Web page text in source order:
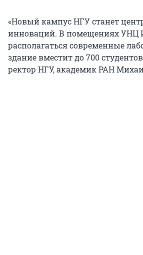
«Новый кампус НГУ станет
инноваций. В помещениях УНЦ
располагаться современные
здание вместит до 700
ректор НГУ, академик РАН